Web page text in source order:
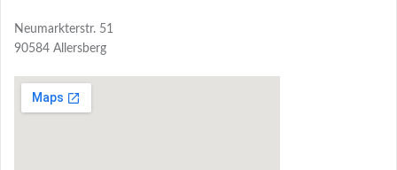
Neumarkterstr. 51
90584 Allersberg